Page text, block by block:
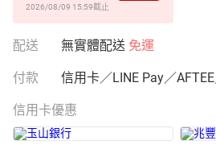
2026/08/09 15:59截止
配送 無實體配送 免運
付款 信用卡／LINE Pay／
信用卡優惠